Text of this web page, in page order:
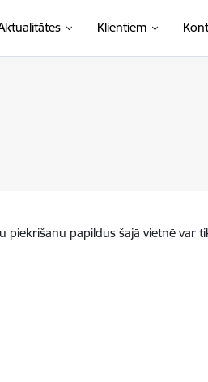
Klientiem
papildus šajā vietnē var